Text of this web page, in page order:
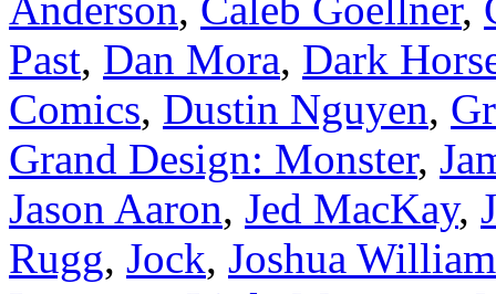
Anderson, Caleb Goellner,
Past, Dan Mora, Dark
Comics, Dustin Nguyen,
Grand Design: Monster,
Jason Aaron, Jed MacKay,
Rugg, Jock, Joshua